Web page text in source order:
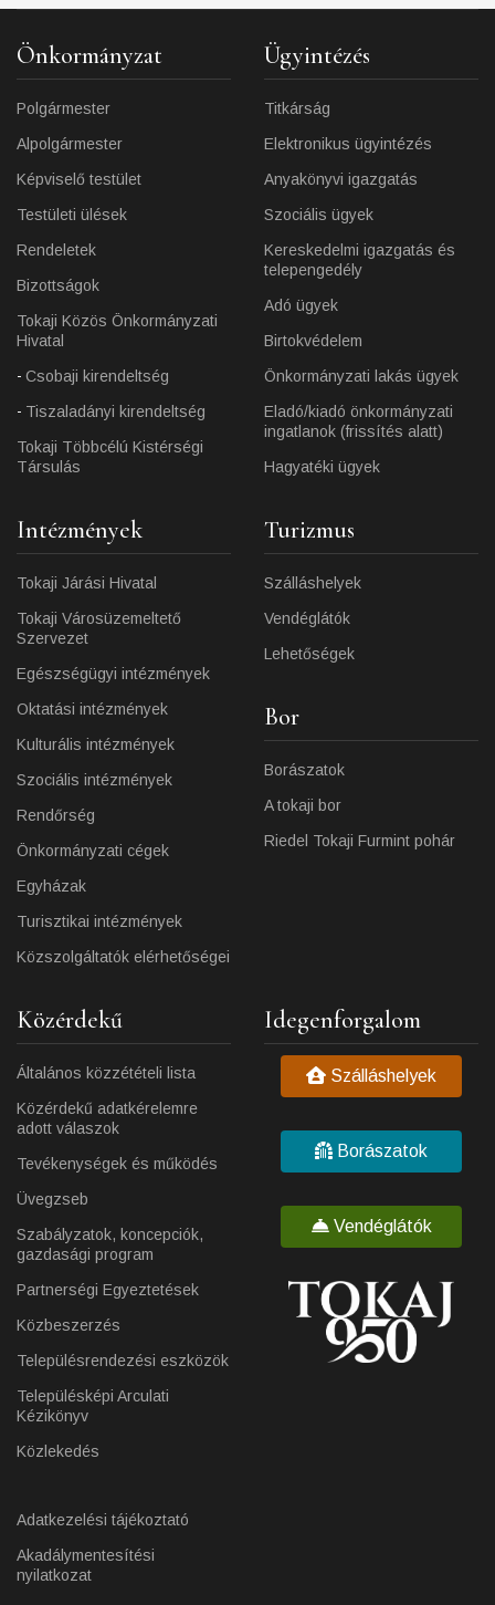
Önkormányzat
Polgármester
Alpolgármester
Képviselő testület
Testületi ülések
Rendeletek
Bizottságok
Tokaji Közös Önkormányzati
Hivatal
Csobaji kirendeltség
Tiszaladányi kirendeltség
Tokaji Többcélú Kistérségi
Társulás
Ügyintézés
Titkárság
Elektronikus ügyintézés
Anyakönyvi igazgatás
Szociális ügyek
Kereskedelmi igazgatás és
telepengedély
Adó ügyek
Birtokvédelem
Önkormányzati lakás ügyek
Eladó/kiadó önkormányzati
ingatlanok (frissítés alatt)
Hagyatéki ügyek
Intézmények
Tokaji Járási Hivatal
Tokaji Városüzemeltető
Szervezet
Egészségügyi intézmények
Oktatási intézmények
Kulturális intézmények
Szociális intézmények
Rendőrség
Önkormányzati cégek
Egyházak
Turisztikai intézmények
Közszolgáltatók elérhetőségei
Turizmus
Szálláshelyek
Vendéglátók
Lehetőségek
Bor
Borászatok
A tokaji bor
Riedel Tokaji Furmint pohár
Közérdekű
Általános közzétételi lista
Közérdekű adatkérelemre
adott válaszok
Tevékenységek és működés
Üvegzseb
Szabályzatok, koncepciók,
gazdasági program
Partnerségi Egyeztetések
Közbeszerzés
Településrendezési eszközök
Településképi Arculati
Kézikönyv
Közlekedés
Adatkezelési tájékoztató
Akadálymentesítési
nyilatkozat
Idegenforgalom
Szálláshelyek
Borászatok
Vendéglátók